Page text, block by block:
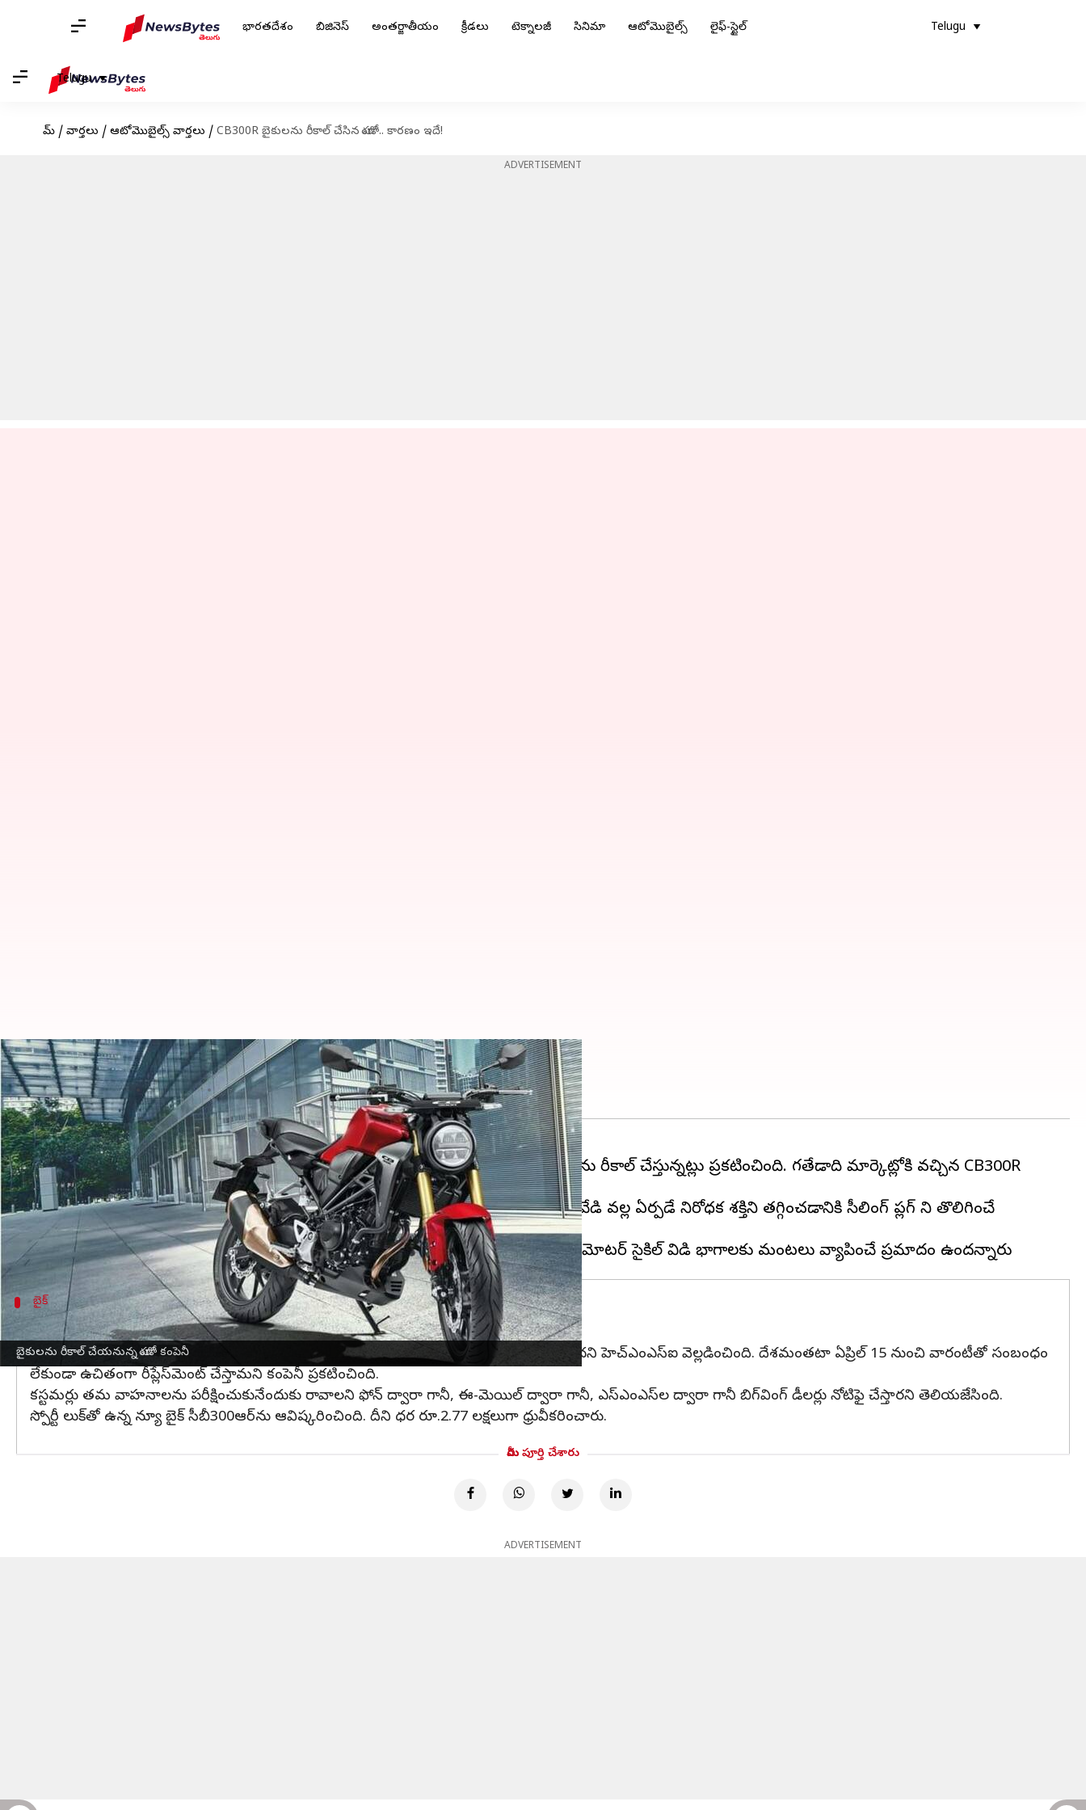
భారతదేశం బిజినెస్ అంతర్జాతీయం క్రీడలు టెక్నాలజీ సినిమా ఆటోమొబైల్స్ లైఫ్-స్టైల్ Telugu
Telugu
హోమ్ / వార్తలు / ఆటోమొబైల్స్ వార్తలు / CB300R బైకులను రీకాల్ చేసిన హోండా.. కారణం ఇదే!
ADVERTISEMENT
బైకులను రీకాల్ చేయనున్న హోండా కంపెనీ
CB300R బైకులను రీకాల్ చేసిన హోండా.. కారణం ఇదే!
వ్రాసిన వారు Jayachandra Akuri Apr 10, 2023 02:59 pm
ఈ వార్తాకథనం ఏంటి
ఇంజిన్‌లో లోపాల కారణంగా హోండామోటర్ సైకిల్అండ్ స్కూటర్ ఇండియా CB300R బైకులను రీకాల్ చేస్తున్నట్లు ప్రకటించింది. గతేడాది మార్కెట్లోకి వచ్చిన CB300R
బైకులను కూడా రీకాల్ చేస్తున్నట్లు స్పష్టం చేసింది.
ఇంజిన్ కుడి క్రాంక్ కేస్ కవల్ లో తయారీ సరైన పద్ధతిలో జరగలేదని కంపెనీ గుర్తించింది. ఇంజిన్ వేడి వల్ల ఏర్పడే నిరోధక శక్తిని తగ్గించడానికి సీలింగ్ ప్లగ్ ని తొలిగించే
అవకాశాలున్నాయని తెలిపింది.
బైక్
ఏప్రిల్ 15 నుంచి ఉచితంగా రీప్లేస్‌మెంట్
వేడి ఉష్ణోగ్రతల వల్ల టైర్లు స్లిప్ అయి, దానిపై ప్రయాణిస్తున్న వ్యక్తులు తీవ్రంగా గాయపడే అవకాశం ఉందని హెచ్ఎంఎస్ఐ వెల్లడించింది. దేశమంతటా ఏప్రిల్ 15 నుంచి వారంటీతో సంబంధం
లేకుండా ఉచితంగా రీప్లేస్‌మెంట్ చేస్తామని కంపెనీ ప్రకటించింది.
క‌స్ట‌మ‌ర్లు త‌మ వాహ‌నాల‌ను ప‌రీక్షించుకునేందుకు రావాల‌ని ఫోన్ ద్వారా గానీ, ఈ-మెయిల్ ద్వారా గానీ, ఎస్ఎంఎస్‌ల ద్వారా గానీ బిగ్‌వింగ్ డీల‌ర్లు నోటిఫై చేస్తార‌ని తెలియజేసింది.
స్పోర్టీ లుక్‌తో ఉన్న న్యూ బైక్ సీబీ300ఆర్‌ను ఆవిష్క‌రించింది. దీని ధ‌ర రూ.2.77 ల‌క్ష‌లుగా ధ్రువీకరించారు.
మీరు పూర్తి చేశారు
ADVERTISEMENT